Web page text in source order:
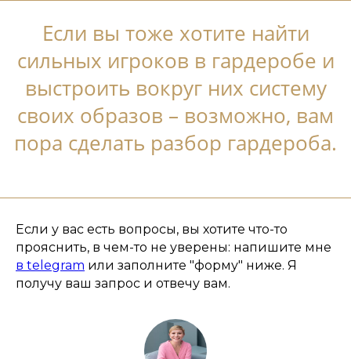
Если вы тоже хотите найти
сильных игроков в гардеробе и
выстроить вокруг них систему
своих образов – возможно, вам
пора сделать разбор гардероба.
Если у вас есть вопросы, вы хотите что-то
прояснить, в чем-то не уверены: напишите мне
в telegram или заполните "форму" ниже. Я
получу ваш запрос и отвечу вам.